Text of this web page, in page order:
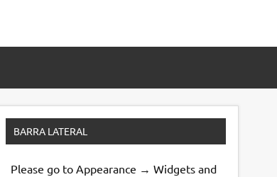
BARRA LATERAL
Please go to Appearance → Widgets and